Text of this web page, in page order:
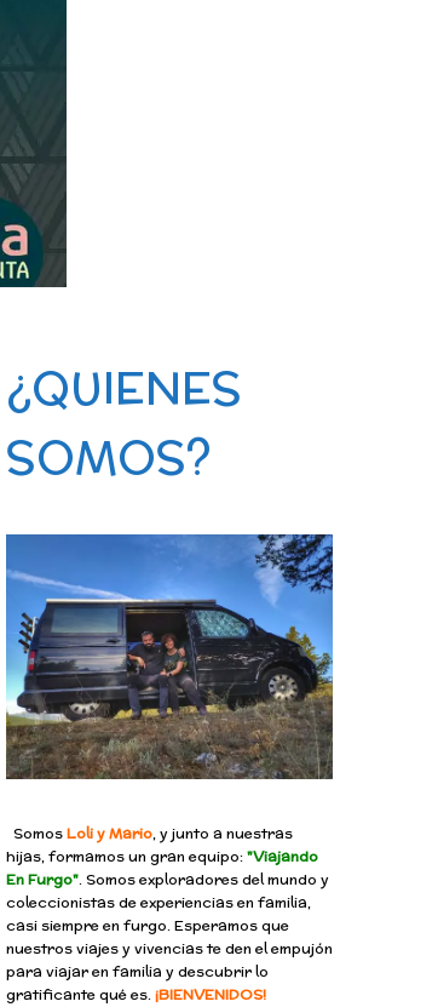
¿QUIENES
SOMOS?
SomosLoli y Mario, y junto a nuestras
hijas, formamos un gran equipo:"Viajando
En Furgo". Somos exploradores del mundo y
coleccionistas de experiencias en familia,
casi siempre en furgo. Esperamos que
nuestros viajes y vivencias te den el empujón
para viajar en familia y descubrir lo
gratificante qué es.¡BIENVENIDOS!